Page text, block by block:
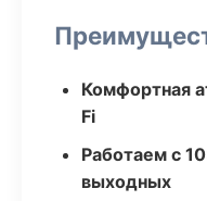
Комфортная
Fi
Работаем с
выходных